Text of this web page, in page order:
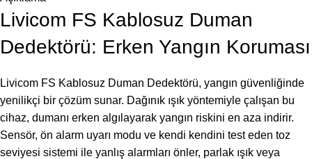
Livicom FS Kablosuz Duman
Dedektörü: Erken Yangın Koruması
Livicom FS Kablosuz Duman Dedektörü, yangın güvenliğinde
yenilikçi bir çözüm sunar. Dağınık ışık yöntemiyle çalışan bu
cihaz, dumanı erken algılayarak yangın riskini en aza indirir.
Sensör, ön alarm uyarı modu ve kendi kendini test eden toz
seviyesi sistemi ile yanlış alarmları önler, parlak ışık veya